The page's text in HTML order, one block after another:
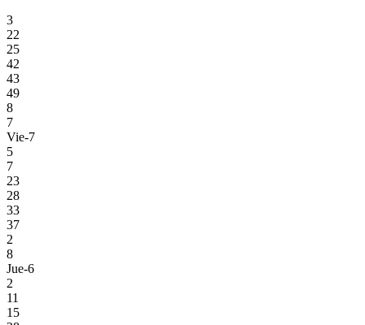
3
22
25
42
43
49
8
7
Vie-7
5
7
23
28
33
37
2
8
Jue-6
2
11
15